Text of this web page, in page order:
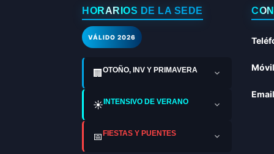
HORARIOS DE LA SEDE
VÁLIDO 2026
🏢OTOÑO, INV Y PRIMAVERA
☀️INTENSIVO DE VERANO
📅FIESTAS Y PUENTES